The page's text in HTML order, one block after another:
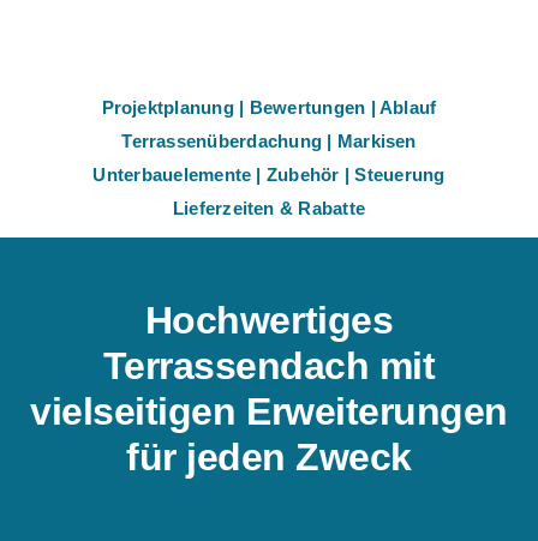
Projektplanung| Bewertungen |Ablauf
Terrassenüberdachung | Markisen
Unterbauelemente | Zubehör |Steuerung
Lieferzeiten & Rabatte
Hochwertiges
Terrassendach mit
vielseitigen Erweiterungen
für jeden Zweck